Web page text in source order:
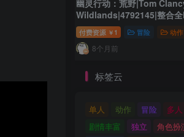
幽灵行动：荒野|Tom
Wildlands|4792145|整合
付费资源 ￥ 1 冒险 动作
8个月前
标签云
单人 动作 冒险 多人
剧情丰富
独立 角色扮